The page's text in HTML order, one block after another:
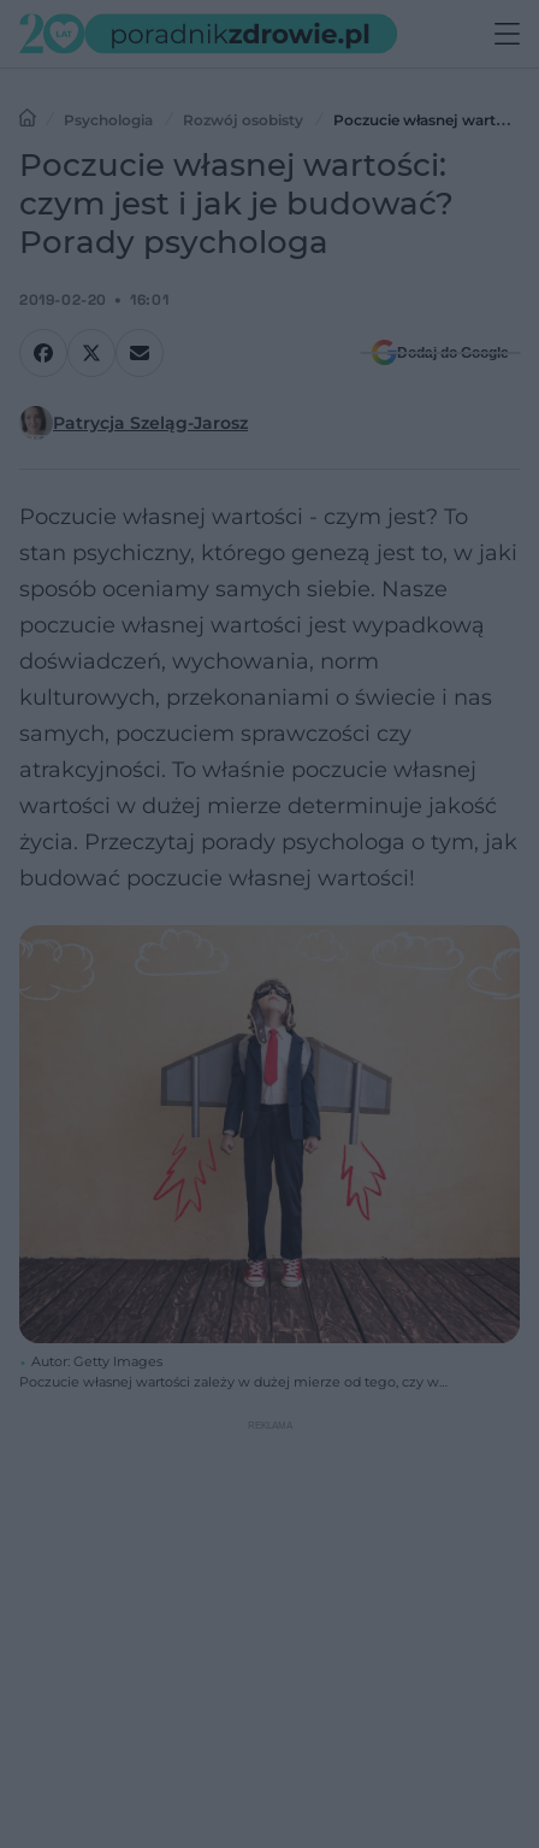
Psychologia Rozwój osobisty
Poczucie własnej wartości:
czym jest i jak je budować? Porady psychologa
Poczucie własnej wartości:
czym jest i jak je budować?
Porady psychologa
2019-02-20 16:01
Dodaj do Google
Patrycja Szeląg-Jarosz
Poczucie własnej wartości - czym jest? To
stan psychiczny, którego genezą jest to, w jaki
sposób oceniamy samych siebie. Nasze
poczucie własnej wartości jest wypadkową
doświadczeń, wychowania, norm
kulturowych, przekonaniami o świecie i nas
samych, poczuciem sprawczości czy
atrakcyjności. To właśnie poczucie własnej
wartości w dużej mierze determinuje jakość
życia. Przeczytaj porady psychologa o tym, jak
budować poczucie własnej wartości!
Autor: Getty Images
Poczucie własnej wartości zależy w dużej mierze od tego, czy w